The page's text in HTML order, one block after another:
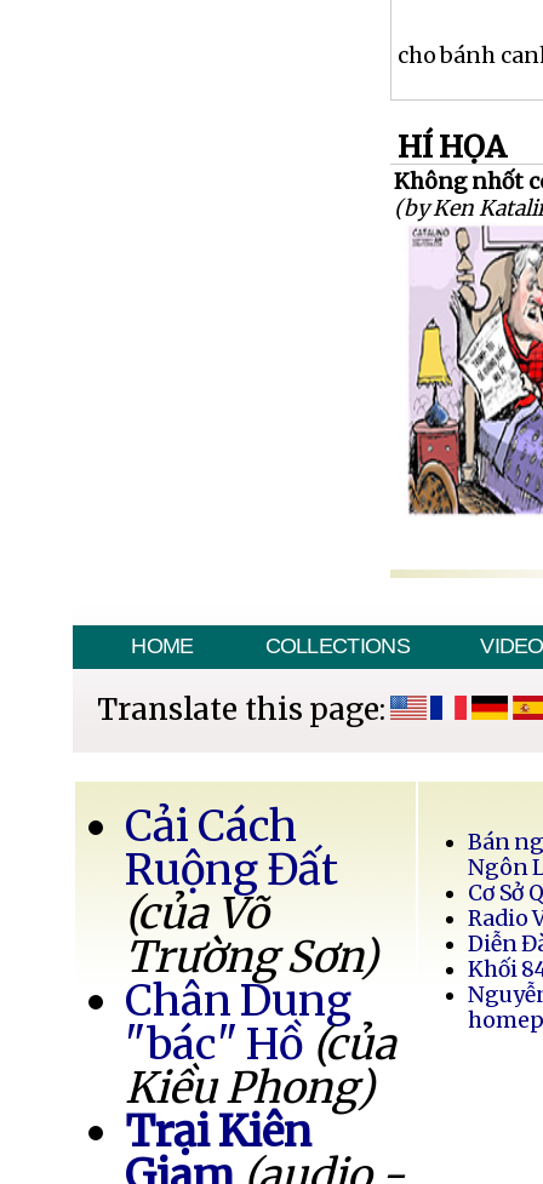
cho bánh
HÍ HỌA
Không nhốt
(by Ken
HOME COLLECTIONS VIDEO
Translate this page:
Cải Cách
Ruộng Đất
(của Võ
Trường Sơn)
Chân Dung
"bác" Hồ (của
Kiều Phong)
Trại Kiên
Bán
Ngôn
Cơ Sở
Radio
Diễn
Khối